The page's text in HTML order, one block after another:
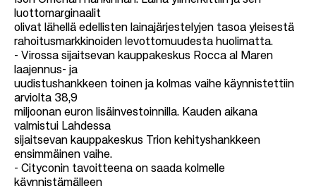
luottomarginaalit
olivat lähellä edellisten lainajärjestelyjen tasoa yleisestä
rahoitusmarkkinoiden levottomuudesta huolimatta.
- Virossa sijaitsevan kauppakeskus Rocca al Maren
laajennus- ja
uudistushankkeen toinen ja kolmas vaihe käynnistettiin
arviolta 38,9
miljoonan euron lisäinvestoinnilla. Kauden aikana
valmistui Lahdessa
sijaitsevan kauppakeskus Trion kehityshankkeen
ensimmäinen vaihe.
- Cityconin tavoitteena on saada kolmelle
käynnistämälleen